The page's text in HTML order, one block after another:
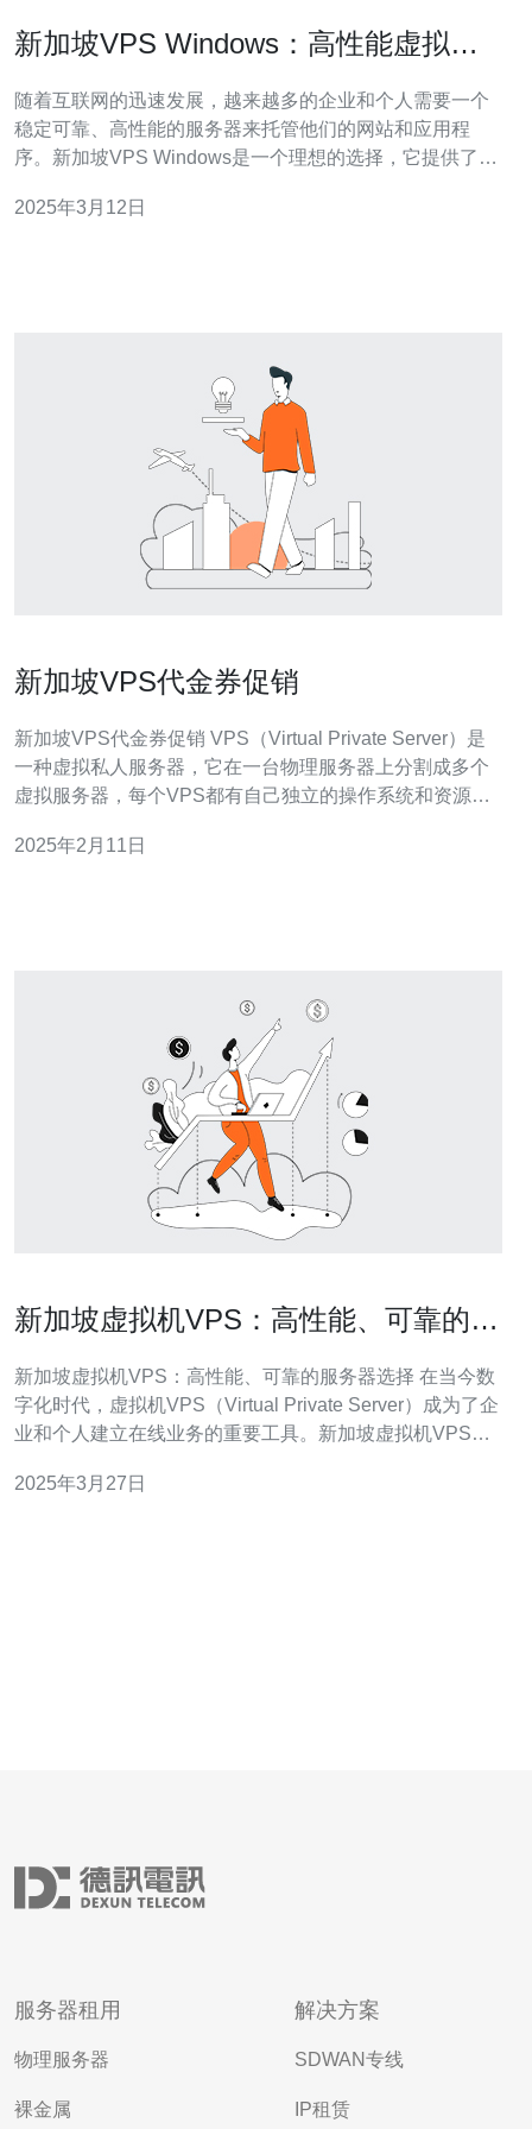
新加坡VPS Windows：高性能虚拟私
随着互联网的迅速发展，越来越多的企业和个人需要一个
稳定可靠、高性能的服务器来托管他们的网站和应用程
序。新加坡VPS Windows是一个理想的选择，它提供了强
写。它是一种基于云计算技术的虚拟服务器，可以在物理
2025年3月12日
新加坡VPS代金券促销
新加坡VPS代金券促销 VPS（Virtual Private Server）是
一种虚拟私人服务器，它在一台物理服务器上分割成多个
虚拟服务器，每个VPS都有自己独立的操作系统和资源。
人选择的托管解决方案。
2025年2月11日
新加坡虚拟机VPS：高性能、可靠的服
新加坡虚拟机VPS：高性能、可靠的服务器选择 在当今数
字化时代，虚拟机VPS（Virtual Private Server）成为了企
业和个人建立在线业务的重要工具。新加坡虚拟机VPS以
VPS的优势和选择理由。 新加坡虚拟机VPS具有以下优
2025年3月27日
服务器租用
物理服务器
裸金属
解决方案
SDWAN专线
IP租赁